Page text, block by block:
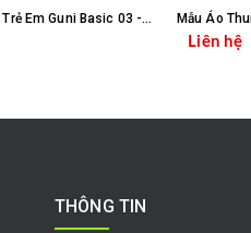
Mẫu Áo Polo Trẻ Em Guni Basic 03 - TE-PL-B03
Liên hệ
THÔNG TIN